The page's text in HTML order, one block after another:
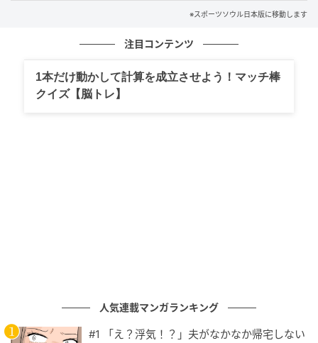
海外サービスでは連載中止となった経緯がある。
そのため、ドラマ化に反対する声も少なくなかった。
実際、ドラマ制作のニュースが伝えられた際には、韓
国のある教員団体が反対デモを行ったこともあった。
※スポーツソウル日本版に移動します
注目コンテンツ
1本だけ動かして計算を成立させよう！マッチ棒
クイズ【脳トレ】
人気連載マンガランキング
#1 「え？浮気！？」夫がなかなか帰宅しない